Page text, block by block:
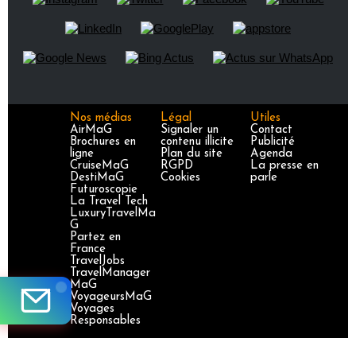
Nos médias
AirMaG
Brochures en
ligne
CruiseMaG
DestiMaG
Futuroscopie
La Travel Tech
LuxuryTravelMa
G
Partez en
France
TravelJobs
TravelManager
MaG
VoyageursMaG
Voyages
Responsables
Légal
Signaler un
contenu illicite
Plan du site
RGPD
Cookies
Utiles
Contact
Publicité
Agenda
La presse en
parle